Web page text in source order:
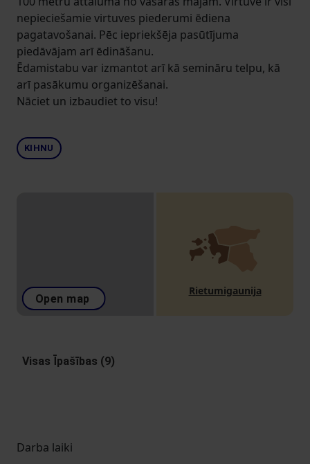
nepieciešamie virtuves piederumi ēdiena
pagatavošanai. Pēc iepriekšēja pasūtījuma
piedāvājam arī ēdināšanu.
Ēdamistabu var izmantot arī kā semināru telpu, kā
arī pasākumu organizēšanai.
Nāciet un izbaudiet to visu!
KIHNU
Open map
Rietumigaunija
Visas Īpašības (9)
Darba laiki